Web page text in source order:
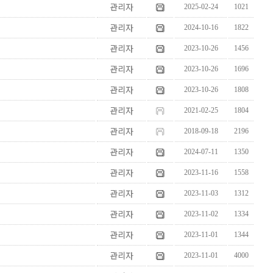
?????
관리자 2025-02-24 1021
관리자 2024-10-16 1822
관리자 2023-10-26 1456
관리자 2023-10-26 1696
관리자 2023-10-26 1808
관리자 2021-02-25 1804
관리자 2018-09-18 2196
관리자 2024-07-11 1350
관리자 2023-11-16 1558
관리자 2023-11-03 1312
관리자 2023-11-02 1334
관리자 2023-11-01 1344
관리자 2023-11-01 4000